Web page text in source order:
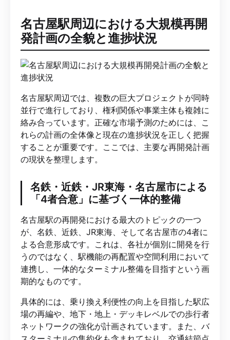
名古屋駅周辺における大規模再開
発計画の全貌と進捗状況
名古屋駅周辺では、複数の巨大プロジェクトが同時
並行で進行しており、権利関係や事業主体も複雑に
絡み合っています。正確な市場予測のためには、こ
れらの計画の全体像と現在の進捗状況を正しく把握
することが重要です。ここでは、主要な再開発計画
の現状を整理します。
名鉄・近鉄・JR東海・名古屋市による
「4者合意」に基づく一体的整備
名古屋駅の再開発における最大のトピックの一つ
が、名鉄、近鉄、JR東海、そして名古屋市の4者に
よる合意形成です。これは、各社が個別に開発を行
うのではなく、駅機能の再配置や空間利用において
連携し、一体的なターミナル整備を目指すという画
期的なものです。
具体的には、乗り換え利便性の向上を目指した駅広
場の再編や、地下・地上・デッキレベルでの歩行者
ネットワークの強化が計画されています。また、バ